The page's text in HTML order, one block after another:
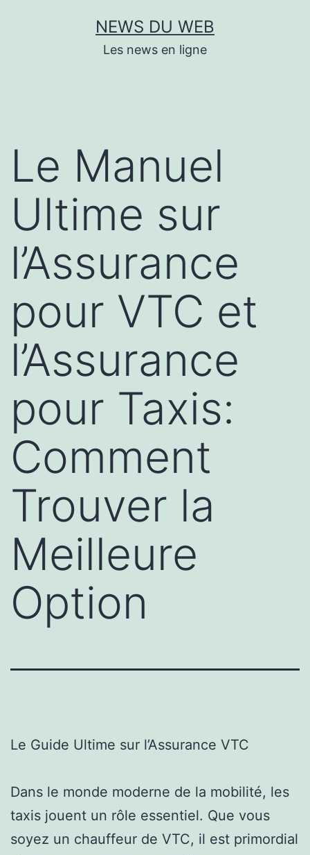
NEWS DU WEB
Les news en ligne
Le Manuel
Ultime sur
l’Assurance
pour VTC et
l’Assurance
pour Taxis:
Comment
Trouver la
Meilleure
Option
Le Guide Ultime sur l’Assurance VTC
Dans le monde moderne de la mobilité, les
taxis jouent un rôle essentiel. Que vous
soyez un chauffeur de VTC, il est primordial